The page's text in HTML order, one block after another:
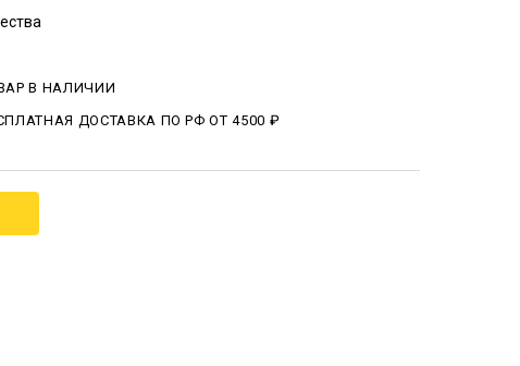
В НАЛИЧИИ
ДОСТАВКА ПО РФ ОТ 4500 ₽